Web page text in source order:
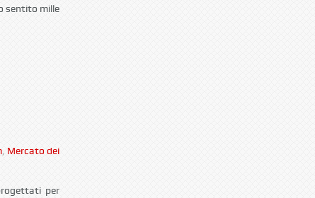
sentito mille
Mercato dei
per